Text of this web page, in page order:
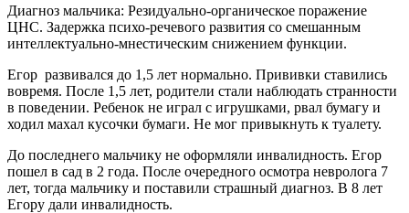
Диагноз мальчика: Резидуально-органическое поражение
ЦНС. Задержка психо-речевого развития со смешанным
интеллектуально-мнестическим снижением функции.
Егор развивался до 1,5 лет нормально. Прививки ставились
вовремя. После 1,5 лет, родители стали наблюдать странности
в поведении. Ребенок не играл с игрушками, рвал бумагу и
ходил махал кусочки бумаги. Не мог привыкнуть к туалету.
До последнего мальчику не оформляли инвалидность. Егор
пошел в сад в 2 года. После очередного осмотра невролога 7
лет, тогда мальчику и поставили страшный диагноз. В 8 лет
Егору дали инвалидность.